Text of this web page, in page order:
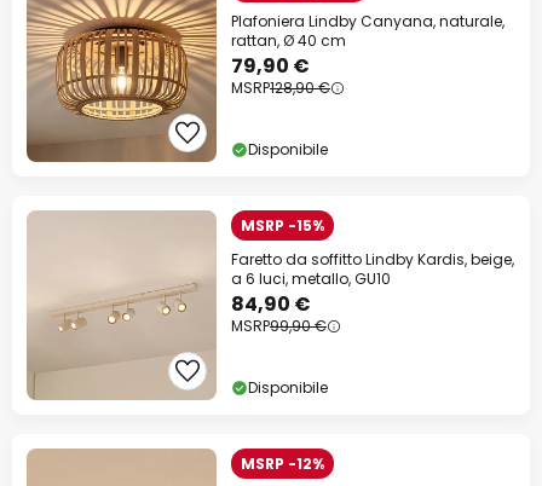
Plafoniera Lindby Canyana, naturale,
rattan, Ø 40 cm
79,90 €
MSRP128,90 €
Disponibile
MSRP -15%
Faretto da soffitto Lindby Kardis, beige,
a 6 luci, metallo, GU10
84,90 €
MSRP99,90 €
Disponibile
MSRP -12%